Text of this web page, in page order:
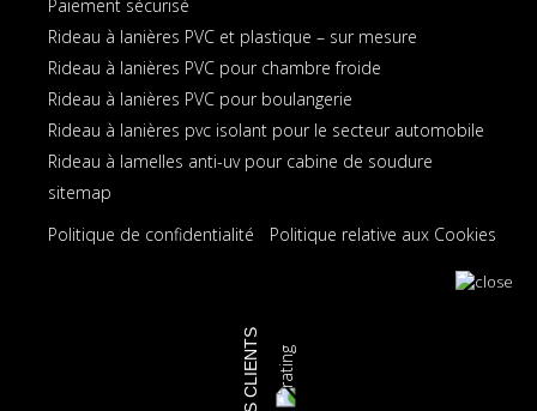
Paiement sécurisé
Rideau à lanières PVC et plastique – sur mesure
Rideau à lanières PVC pour chambre froide
Rideau à lanières PVC pour boulangerie
Rideau à lanières pvc isolant pour le secteur automobile
Rideau à lamelles anti-uv pour cabine de soudure
sitemap
Politique de confidentialité
Politique relative aux Cookies
AVIS CLIENTS